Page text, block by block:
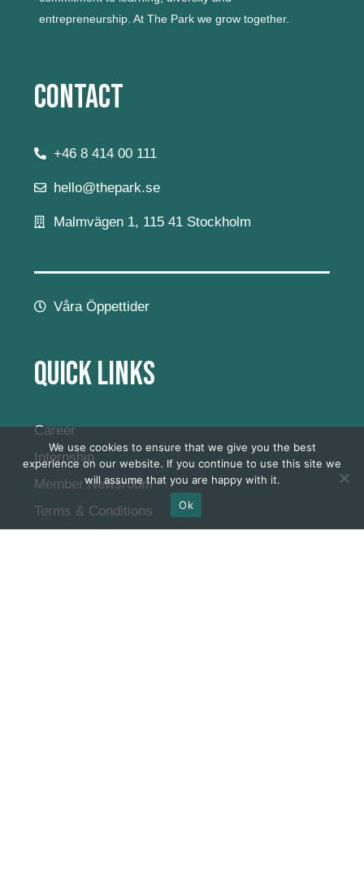
entrepreneurship. At The Park we grow together.
Contact
+46 8 414 00 111
hello@thepark.se
Malmvägen 1, 115 41 Stockholm
Våra Öppettider
Quick Links
Career
Internship
Member Newsroom
Terms & Conditions
We use cookies to ensure that we give you the best
experience on our website. If you continue to use this site we
will assume that you are happy with it.
Ok